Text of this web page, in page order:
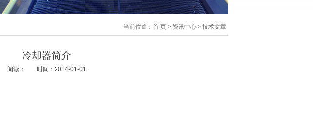
当前位置： 首 页 > 资讯中心 > 技术文章
冷却器简介
阅读： 时间：2014-01-01